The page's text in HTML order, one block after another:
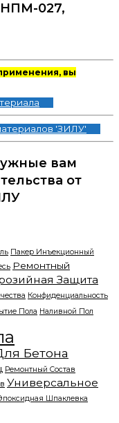
НПМ-027,
вы
'ЗИЛУ'
вам
от
Пакер Инъекционный
Ремонтный
Защита
Конфиденциальность
Пола Наливной Пол
Бетона
Ремонтный Состав
Универсальное
Шпаклевка